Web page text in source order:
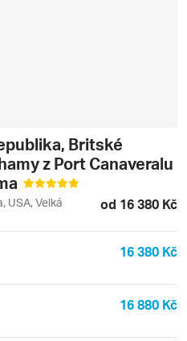
Britské
z Port Canaveralu
USA, Velká
od 16 380 Kč
16 380 Kč
16 880 Kč